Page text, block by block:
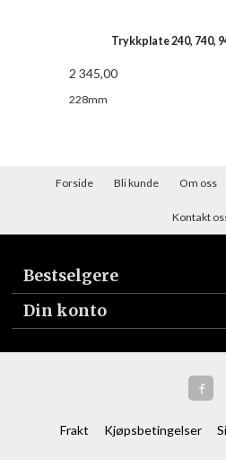
Trykkplate 240, 740,
2 345,00
228mm
Forside Bli kunde Om oss
Kontakt
Bestselgere
Din konto
Frakt Kjøpsbetingelser